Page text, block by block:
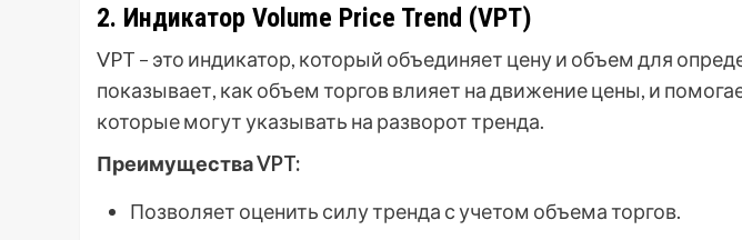
2. Индикатор Volume Price Trend (VPT)
VPT – это индикатор, который объединяет цену и объем для
показывает, как объем торгов влияет на движение цены, и
которые могут указывать на разворот тренда.
Преимущества VPT:
Позволяет оценить силу тренда с учетом объема торгов.